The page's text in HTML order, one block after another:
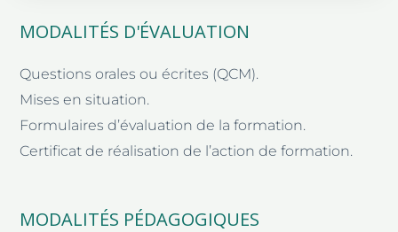
MODALITÉS D'ÉVALUATION
Questions orales ou écrites (QCM).
Mises en situation.
Formulaires d’évaluation de la formation.
Certificat de réalisation de l’action de formation.
MODALITÉS PÉDAGOGIQUES